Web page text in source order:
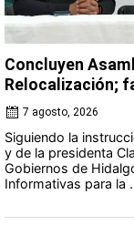
Concluyen
Relocalización;
7 agosto, 2026
Siguiendo la
y de la presidenta
Gobiernos de
Informativas para la